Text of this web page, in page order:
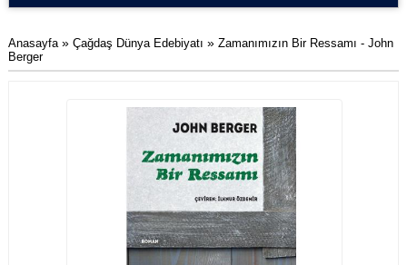
Anasayfa » Çağdaş Dünya Edebiyatı » Zamanımızın Bir Ressamı - John
Berger